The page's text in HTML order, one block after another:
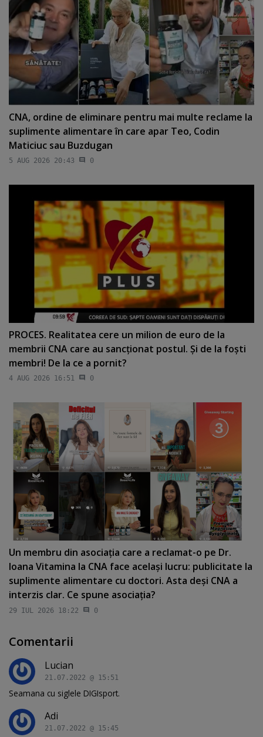
CNA, ordine de eliminare pentru mai multe reclame la
suplimente alimentare în care apar Teo, Codin
Maticiuc sau Buzdugan
5 AUG 2026 20:43 0
PROCES. Realitatea cere un milion de euro de la
membrii CNA care au sancţionat postul. Şi de la foşti
membri! De la ce a pornit?
4 AUG 2026 16:51 0
Un membru din asociaţia care a reclamat-o pe Dr.
Ioana Vitamina la CNA face acelaşi lucru: publicitate la
suplimente alimentare cu doctori. Asta deşi CNA a
interzis clar. Ce spune asociaţia?
29 IUL 2026 18:22 0
Comentarii
Lucian
21.07.2022 @ 15:51
Seamana cu siglele DIGIsport.
Adi
21.07.2022 @ 15:45